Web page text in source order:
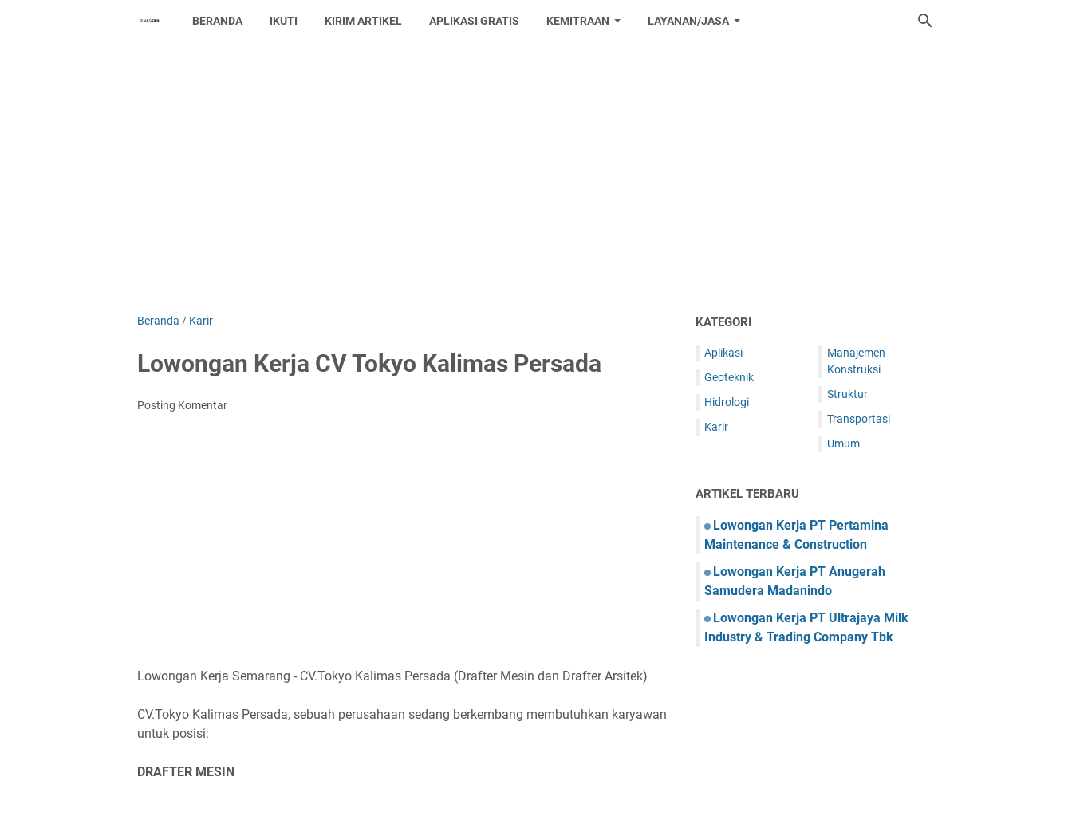
BERANDA IKUTI KIRIM ARTIKEL APLIKASI GRATIS KEMITRAAN LAYANAN/JASA
Beranda / Karir
Lowongan Kerja CV Tokyo Kalimas Persada
Posting Komentar
Lowongan Kerja Semarang - CV.Tokyo Kalimas Persada (Drafter Mesin dan Drafter Arsitek)
CV.Tokyo Kalimas Persada, sebuah perusahaan sedang berkembang membutuhkan karyawan
untuk posisi:
DRAFTER MESIN
KATEGORI
Aplikasi
Geoteknik
Hidrologi
Karir
Manajemen
Konstruksi
Struktur
Transportasi
Umum
ARTIKEL TERBARU
Lowongan Kerja PT Pertamina
Maintenance & Construction
Lowongan Kerja PT Anugerah
Samudera Madanindo
Lowongan Kerja PT Ultrajaya Milk
Industry & Trading Company Tbk